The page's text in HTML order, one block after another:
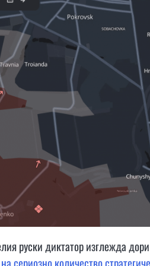
руски диктатор изглежда